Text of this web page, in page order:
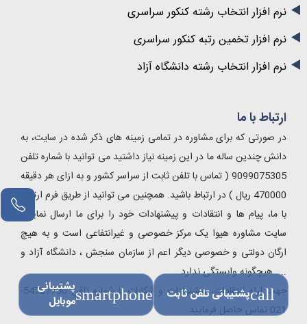
نرم افزار انتخاب رشته کنکور سراسری
نرم افزار تخمین رتبه کنکور سراسری
نرم افزار انتخاب رشته دانشگاه آزاد
ارتباط با ما
در صورتی که برای مشاوره در تمامی زمینه های ذکر شده در سایت، به
دانش چندین ساله ما در این زمینه نیاز داشتید می توانید با شماره تلفن
9099075305 ( تماس با تلفن ثابت از سراسر کشور و به ازای هر دقیقه
470000 ریال ) در ارتباط باشید. همچنین می توانید از طریق فرم ارتباط
با ما، پیام ها و انتقادات و پیشنهادات خود را برای ما ارسال نمایید.
سایت مشاوره هیوا یک مرکز خصوصی و غیرانتفاعی است و به هیچ
ارگان دولتی و خصوصی دیگر اعم از سازمان سنجش ، دانشگاه آزاد و
.... هیچگونه وابستگی ندارد.
جهت ارئه انتقادات، پیشنهادات و شکایات با شماره تلفن 54787700-
021 تماس حاصل فرمایید.
callپشتیبانی تلفن ثابت smartphoneپشتیبانی
موبایل